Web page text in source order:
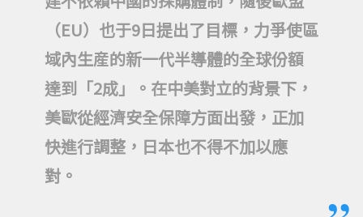
（EU）也于9日提出了目標，力爭使區
域內生産的新一代半導體的全球份額
達到「2成」。在中美對立的背景下，
美歐從經濟安全保障方面出發，正加
快進行調整，日本也不得不加以應
對。